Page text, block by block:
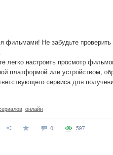
фильмами! Не забудьте проверить
легко настроить просмотр
платформой или устройством,
сервиса для
онлайн
0 597